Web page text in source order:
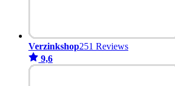
Verzinkshop251 Reviews
9,6